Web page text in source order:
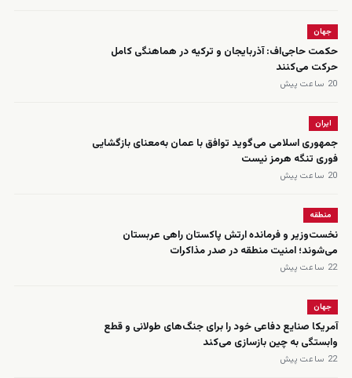
جهان
حکمت حاجی‌اف: آذربایجان و ترکیه در هماهنگی کامل
حرکت می‌کنند
20 ساعت پیش
ایران
جمهوری اسلامی می‌گوید توافق با عمان به‌معنای بازگشایی
فوری تنگه هرمز نیست
20 ساعت پیش
منطقه
نخست‌وزیر و فرمانده ارتش پاکستان راهی عربستان
می‌شوند؛ امنیت منطقه در صدر مذاکرات
22 ساعت پیش
جهان
آمریکا صنایع دفاعی خود را برای جنگ‌های طولانی و قطع
وابستگی به چین بازسازی می‌کند
22 ساعت پیش